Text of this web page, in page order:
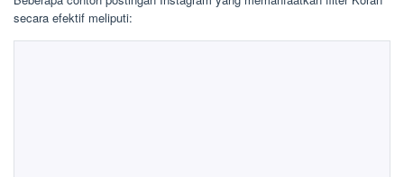
secara efektif meliputi: